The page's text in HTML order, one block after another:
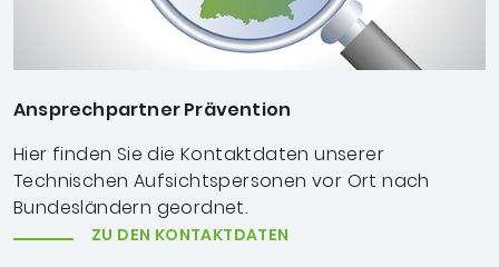
Ansprechpartner Prävention
Hier finden Sie die Kontaktdaten unserer
Technischen Aufsichtspersonen vor Ort nach
Bundesländern geordnet.
ZU DEN KONTAKTDATEN